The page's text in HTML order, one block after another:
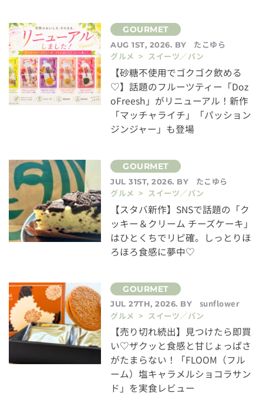
AUG 1ST, 2026. BY
たこゆら
グルメ > スイーツ／パン
【砂糖不使用でゴクゴク飲める
♡】話題のフルーツティー「Doz
oFreesh」がリニューアル！新作
「マッチャライチ」「パッション
ジンジャー」も登場
JUL 31ST, 2026. BY
たこゆら
グルメ > スイーツ／パン
【スタバ新作】SNSで話題の「ク
ッキー＆クリーム チーズケーキ」
はひとくちでリピ確。しっとりほ
ろほろ食感に夢中♡
JUL 27TH, 2026. BY
sunflower
グルメ > スイーツ／パン
【売り切れ続出】見つけたら即買
い♡ザクッと食感と甘じょっぱさ
がたまらない！「FLOOM（フル
ーム）塩キャラメルショコラサン
ド」を実食レビュー